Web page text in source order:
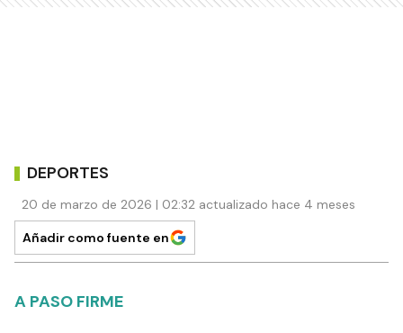
DEPORTES
20 de marzo de 2026 | 02:32 actualizado hace 4 meses
Añadir como fuente en
A PASO FIRME